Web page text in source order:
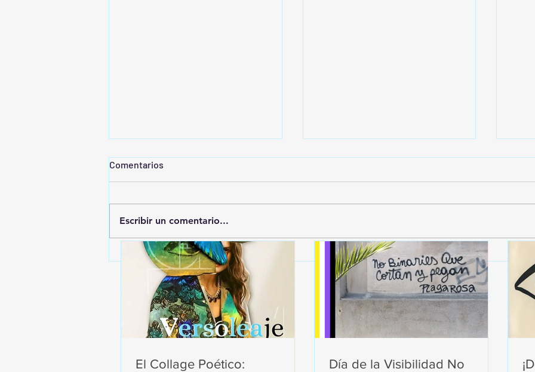
Antología reúne a 100
personas de todo Chile
dedicadas al collage
SARNA FESTIVAL PRESENTA
“ESCUELITA DE COLLAGE”
El
Comentarios
Escribir un comentario...
El Collage Poético:
Día de la Visibilidad No